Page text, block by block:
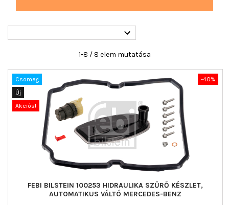

1-8 / 8 elem mutatása
-40%
Csomag
Új
Akciós!
FEBI BILSTEIN 100253 HIDRAULIKA SZŰRŐ KÉSZLET,
AUTOMATIKUS VÁLTÓ MERCEDES-BENZ